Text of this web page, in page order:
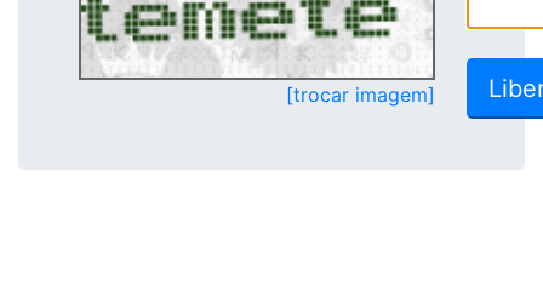
[trocar imagem]